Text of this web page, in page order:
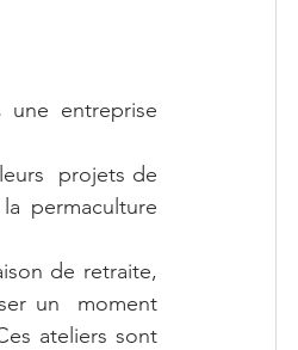
une entreprise
projets de
permaculture
de retraite,
un  moment
ateliers sont